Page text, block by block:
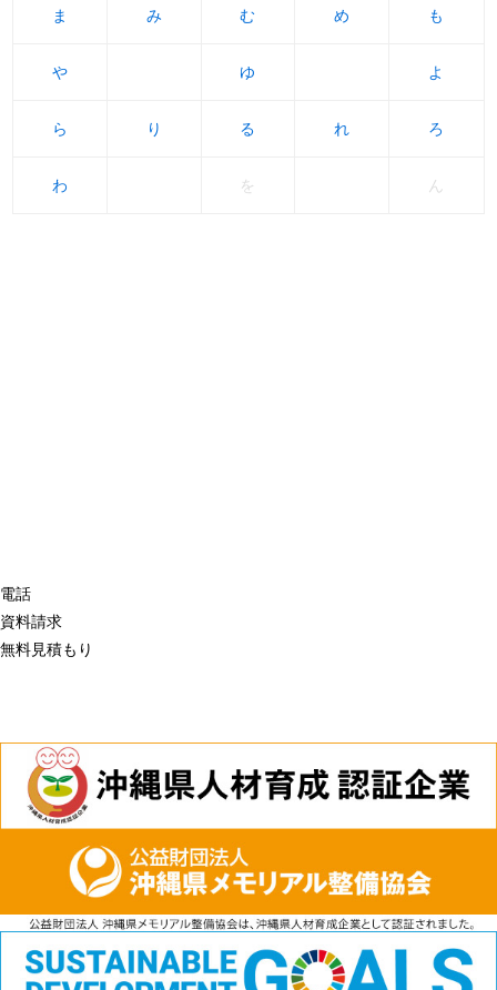
ま
ま み
み む
む め
め も
も
や
や ゆ
ゆ よ
よ
ら
ら り
り る
る れ
れ ろ
ろ
わ
わ を ん
電話
資料請求
無料見積もり